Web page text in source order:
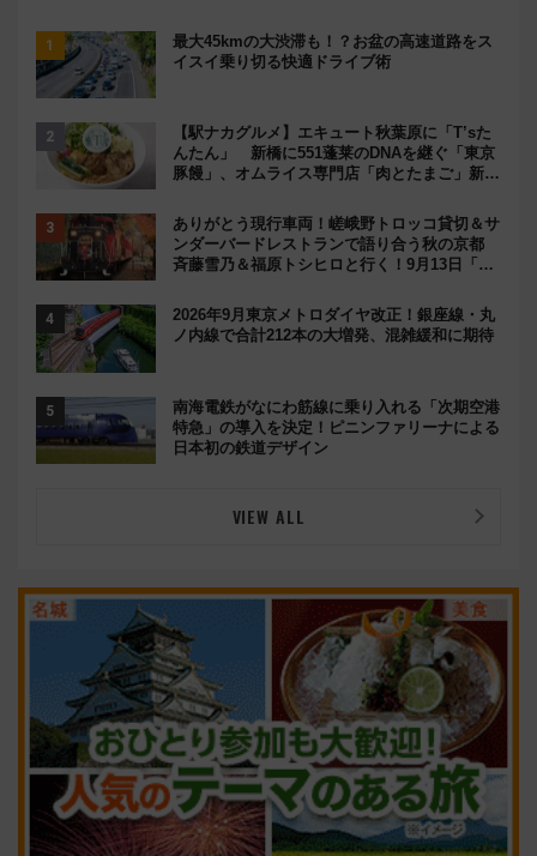
最大45kmの大渋滞も！？お盆の高速道路をス
イスイ乗り切る快適ドライブ術
【駅ナカグルメ】エキュート秋葉原に「T’sた
んたん」 新橋に551蓬莱のDNAを継ぐ「東京
豚饅」、オムライス専門店「肉とたまご」新グ
ありがとう現行車両！嵯峨野トロッコ貸切＆サ
ンダーバードレストランで語り合う秋の京都
斉藤雪乃＆福原トシヒロと行く！9月13日「京
2026年9月東京メトロダイヤ改正！銀座線・丸
ノ内線で合計212本の大増発、混雑緩和に期待
南海電鉄がなにわ筋線に乗り入れる「次期空港
特急」の導入を決定！ピニンファリーナによる
日本初の鉄道デザイン
VIEW ALL